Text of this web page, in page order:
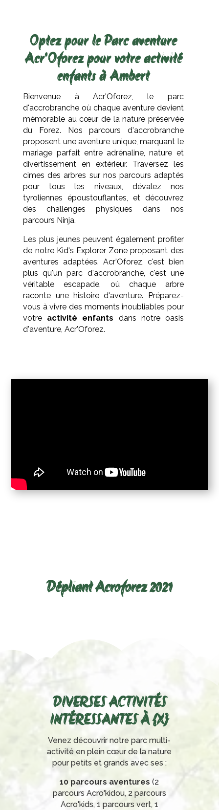
Optez pour le Parc aventure
Acr'Oforez pour votre activité
enfants à Ambert
Bienvenue à Acr'Oforez, le parc
d'accrobranche où chaque aventure devient
mémorable au cœur de la nature préservée
du Forez. Nos parcours d'accrobranche
proposent une aventure unique, marquant le
mariage parfait entre adrénaline, nature et
divertissement en extérieur. Traversez les
cimes des arbres sur nos parcours adaptés
pour tous les niveaux, dévalez nos
tyroliennes époustouflantes, et découvrez
des challenges physiques dans nos
parcours Ninja.
Les plus jeunes peuvent également profiter
de notre Kid's Explorer Zone proposant des
aventures adaptées. Acr'Oforez, c'est bien
plus qu'un parc d'accrobranche, c'est une
véritable escapade, où chaque arbre
raconte une histoire d'aventure. Préparez-
vous à vivre des moments inoubliables pour
votre activité enfants dans notre oasis
d'aventure, Acr'Oforez.
Dépliant Acroforez 2021
DIVERSES ACTIVITÉS
INTÉRESSANTES À {X}
Venez découvrir notre parc multi-
activité en plein cœur de la nature
pour petits et grands avec ses :
10 parcours aventures(2
parcours Acro'kidou, 2 parcours
Acro'kids, 1 parcours vert, 1